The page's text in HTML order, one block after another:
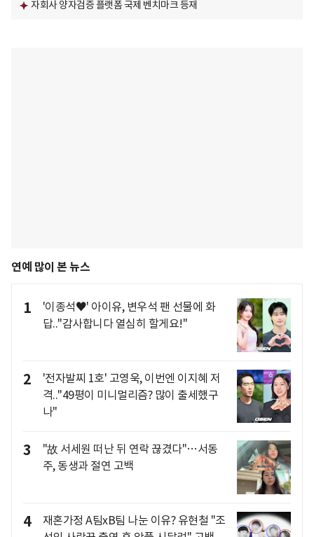
자회사 양자검증 플랫폼 국제 벤치마크 등재
연예 많이 본 뉴스
1
'이종석♥' 아이유, 변우석 팬 선물에 화
답.."감사합니다 열심히 할게요!"
2
'전자발찌 1호' 고영욱, 이번엔 이지혜 저
격.."49평이 미니멀리즘? 많이 출세했구
나"
3
"故 서세원 떠난 뒤 연락 끊겼다"…서동
주, 동생과 절연 고백
4
재혼가정 A팀xB팀 나눈 이유? 유현철 "조